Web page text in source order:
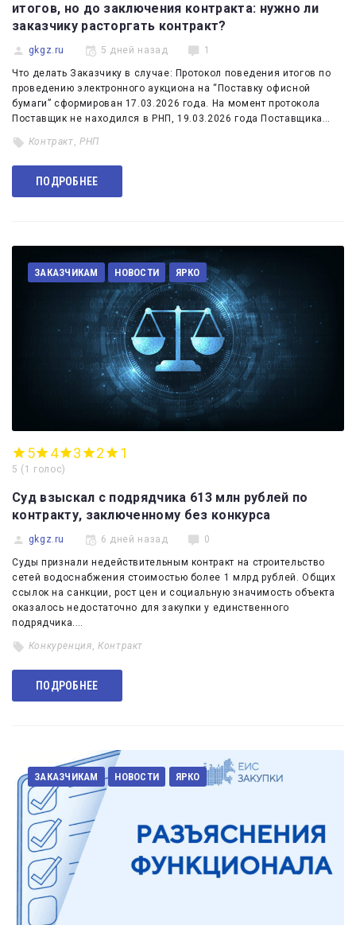
итогов, но до заключения контракта: нужно ли
заказчику расторгать контракт?
gkgz.ru 5 дней назад 1
Что делать Заказчику в случае: Протокол поведения итогов по
проведению электронного аукциона на “Поставку офисной
бумаги” сформирован 17.03.2026 года. На момент протокола
Поставщик не находился в РНП, 19.03.2026 года Поставщика…
Контракт,РНП
ПОДРОБНЕЕ
ЗАКАЗЧИКАМ НОВОСТИ ЯРКО
5 4 3 2 1
5 ( 1 голос)
Суд взыскал с подрядчика 613 млн рублей по
контракту, заключенному без конкурса
gkgz.ru 6 дней назад 0
Суды признали недействительным контракт на строительство
сетей водоснабжения стоимостью более 1 млрд рублей. Общих
ссылок на санкции, рост цен и социальную значимость объекта
оказалось недостаточно для закупки у единственного
подрядчика.…
Конкуренция, Контракт
ПОДРОБНЕЕ
ЗАКАЗЧИКАМ НОВОСТИ ЯРКО